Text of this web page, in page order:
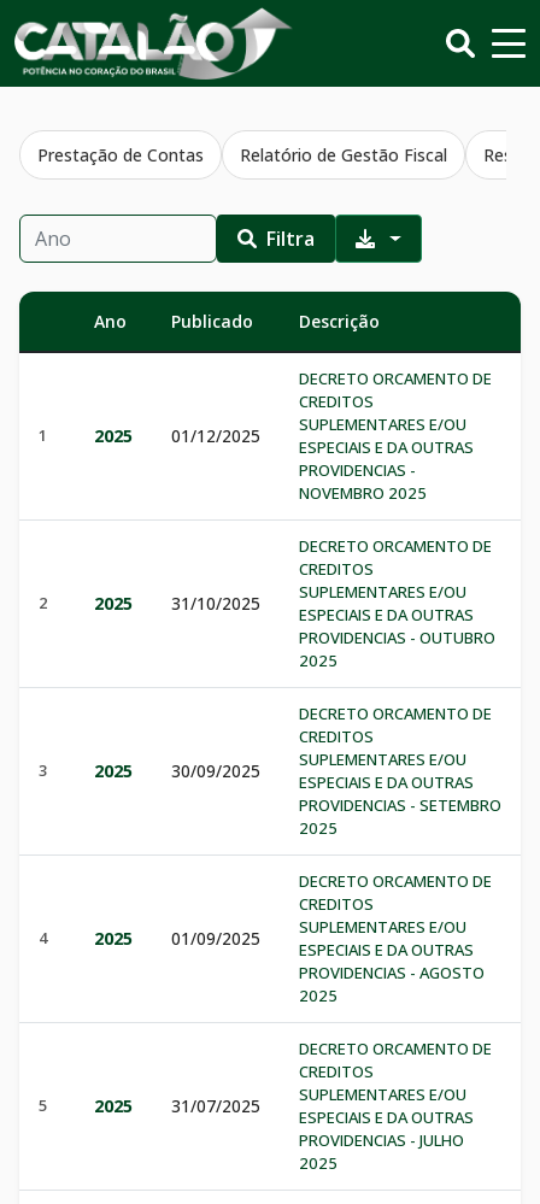
Prestação de Contas Relatório de Gestão Fiscal
Filtra
Ano Publicado Descrição
1 2025 01/12/2025
DECRETO ORCAMENTO DE
CREDITOS
SUPLEMENTARES E/OU
ESPECIAIS E DA OUTRAS
PROVIDENCIAS -
NOVEMBRO 2025
2 2025 31/10/2025
DECRETO ORCAMENTO DE
CREDITOS
SUPLEMENTARES E/OU
ESPECIAIS E DA OUTRAS
PROVIDENCIAS - OUTUBRO
2025
3 2025 30/09/2025
DECRETO ORCAMENTO DE
CREDITOS
SUPLEMENTARES E/OU
ESPECIAIS E DA OUTRAS
PROVIDENCIAS - SETEMBRO
2025
4 2025 01/09/2025
DECRETO ORCAMENTO DE
CREDITOS
SUPLEMENTARES E/OU
ESPECIAIS E DA OUTRAS
PROVIDENCIAS - AGOSTO
2025
5 2025 31/07/2025
DECRETO ORCAMENTO DE
CREDITOS
SUPLEMENTARES E/OU
ESPECIAIS E DA OUTRAS
PROVIDENCIAS - JULHO
2025